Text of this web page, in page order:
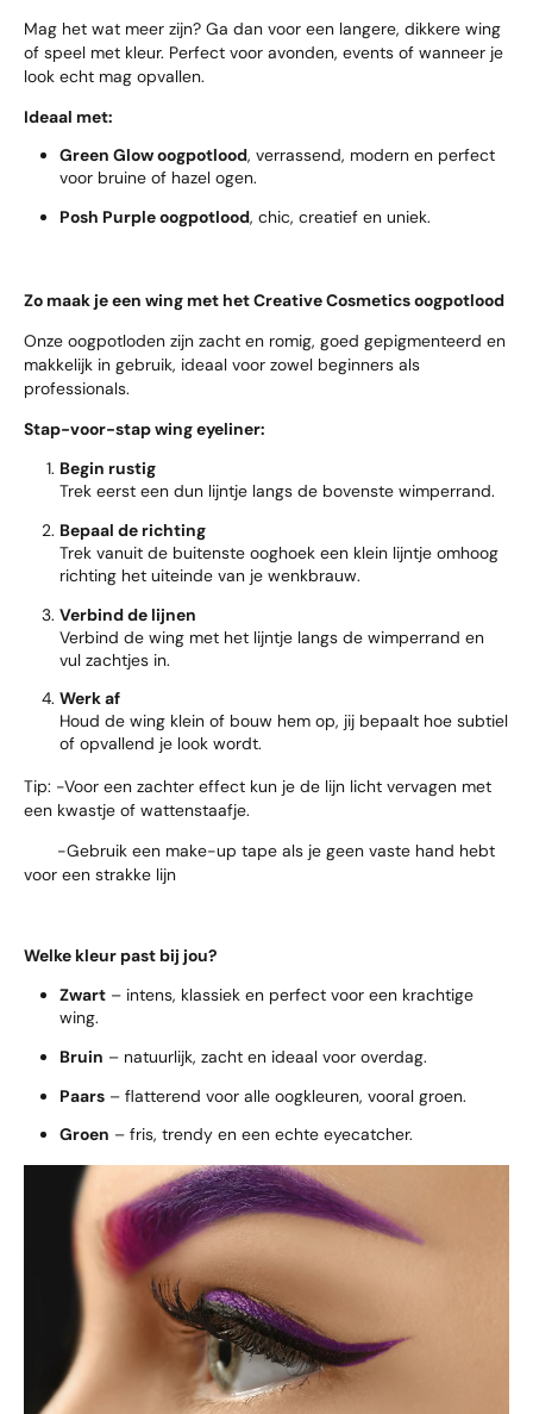
Mag het wat meer zijn? Ga dan voor een langere, dikkere wing
of speel met kleur. Perfect voor avonden, events of wanneer je
look echt mag opvallen.
Ideaal met:
Green Glow oogpotlood, verrassend, modern en perfect
voor bruine of hazel ogen.
Posh Purple oogpotlood, chic, creatief en uniek.
Zo maak je een wing met het Creative Cosmetics oogpotlood
Onze oogpotloden zijn zacht en romig, goed gepigmenteerd en
makkelijk in gebruik, ideaal voor zowel beginners als
professionals.
Stap-voor-stap wing eyeliner:
Begin rustig
Trek eerst een dun lijntje langs de bovenste wimperrand.
Bepaal de richting
Trek vanuit de buitenste ooghoek een klein lijntje omhoog
richting het uiteinde van je wenkbrauw.
Verbind de lijnen
Verbind de wing met het lijntje langs de wimperrand en
vul zachtjes in.
Werk af
Houd de wing klein of bouw hem op, jij bepaalt hoe subtiel
of opvallend je look wordt.
Tip: -Voor een zachter effect kun je de lijn licht vervagen met
een kwastje of wattenstaafje.
-Gebruik een make-up tape als je geen vaste hand hebt
voor een strakke lijn
Welke kleur past bij jou?
Zwart – intens, klassiek en perfect voor een krachtige
wing.
Bruin – natuurlijk, zacht en ideaal voor overdag.
Paars – flatterend voor alle oogkleuren, vooral groen.
Groen – fris, trendy en een echte eyecatcher.